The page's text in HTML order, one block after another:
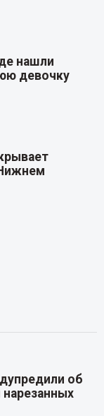
нашли
девочку
об
нарезанных